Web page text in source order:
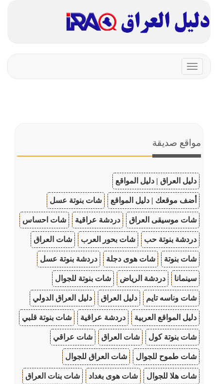
Toggle
navigation
مواقع صديقة
دليل العراق | دليل المواقع
أضف موقعك | دليل المواقع شات بنوتة عسل
شات موسيقى العراق دردشة عراقية شات احساس
دردشة بنوتة حب شات بحور العرب شات العراق
شات بنوتة شات هوى دجلة دردشة بنوتة عسل
سينمانا دردشة الرياض شات بنوتة للجوال
شات وناسه تايم دليل العراق دليل العراق الدولي
دليل المواقع العربية دردشة عراقية شات بنوتة قلبي
شات بنوتة كول شات العراق شات عراقي
شات طموح للجوال شات العراق للجوال
شات هلا للجوال شات هوى بغداد شات بنات العراق